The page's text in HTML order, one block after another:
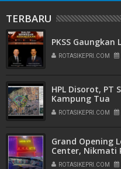
TERBARU
PKSS
ROTASIKEPRI.COM
HPL Disorot, PT
Kampung Tua
ROTASIKEPRI.COM
Grand Opening
Center, Nikmati
Persen
ROTASIKEPRI.COM